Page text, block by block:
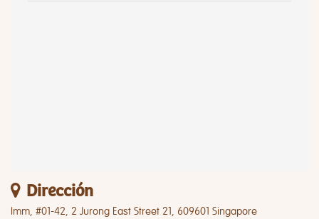
Dirección
Imm, #01-42, 2 Jurong East Street 21, 609601 Singapore